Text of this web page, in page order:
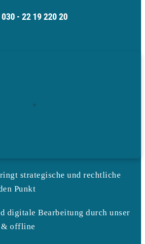
030 - 22 19 220 20
strategische und rechtliche
Punkt
digitale Bearbeitung durch unser
& offline